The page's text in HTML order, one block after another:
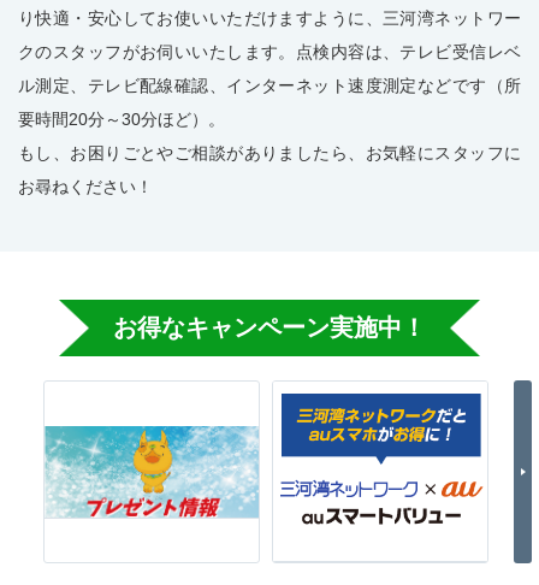
り快適・安心してお使いいただけますように、三河湾ネットワー
クのスタッフがお伺いいたします。点検内容は、テレビ受信レベ
ル測定、テレビ配線確認、インターネット速度測定などです（所
要時間20分～30分ほど）。
もし、お困りごとやご相談がありましたら、お気軽にスタッフに
お尋ねください！
お得なキャンペーン実施中！